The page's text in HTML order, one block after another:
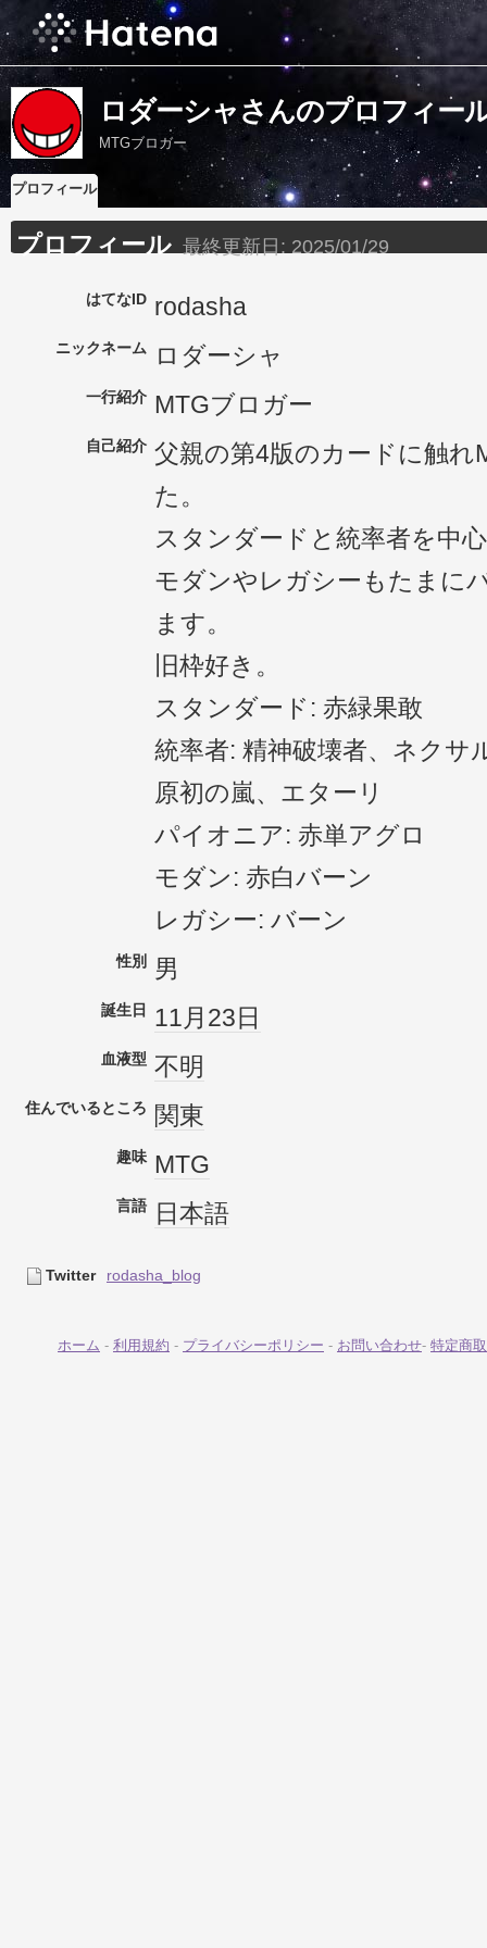
ロダーシャさんのプロフィー
MTGブロガー
プロフィール
プロフィール 最終更新日: 2025/01/29
はてなID rodasha
ニックネーム ロダーシャ
一行紹介 MTGブロガー
自己紹介 父親の第4版のカードに触れ
た。
スタンダードと統率者を中
モダンやレガシーもたまに
ます。
旧枠好き。
スタンダード: 赤緑果敢
統率者: 精神破壊者、ネクサ
原初の嵐、エターリ
パイオニア: 赤単アグロ
モダン: 赤白バーン
レガシー: バーン
性別 男
誕生日 11月23日
血液型 不明
住んでいるところ 関東
趣味 MTG
言語 日本語
Twitter rodasha_blog
ホーム - 利用規約 - プライバシーポリシー - お問い合わせ- 特定商